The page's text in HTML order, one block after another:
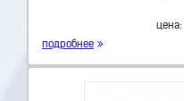
цена:
подробнее